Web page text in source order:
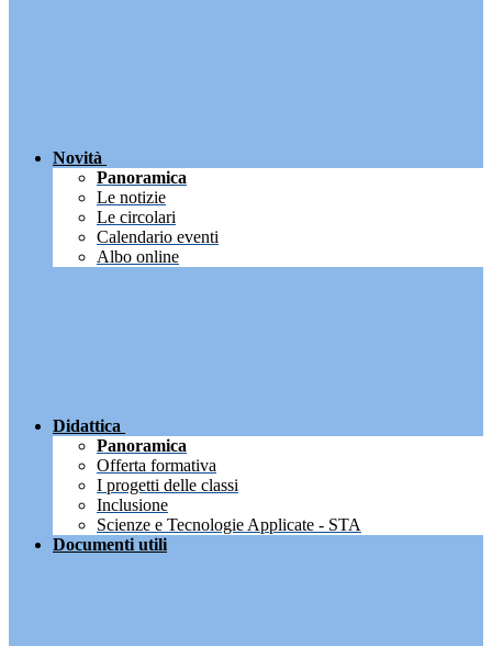
Novità
Panoramica
Le notizie
Le circolari
Calendario eventi
Albo online
Didattica
Panoramica
Offerta formativa
I progetti delle classi
Inclusione
Scienze e Tecnologie Applicate - STA
Documenti utili